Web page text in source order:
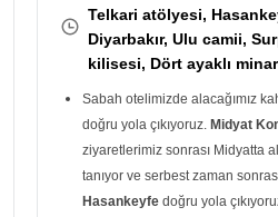
Telkari atölyesi,
Diyarbakır, Ulu camii,
kilisesi, Dört ayaklı
Sabah otelimizde alacağımız
doğru yola çıkıyoruz. Midyat
ziyaretlerimiz sonrası Midyatta
tanıyor ve serbest zaman
Hasankeyfe doğru yola